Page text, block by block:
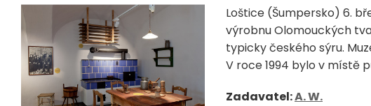
Loštice (Šumpersko) 6.
výrobnu Olomouckých
typicky českého sýru.
V roce 1994 bylo v místě
Zadavatel:A. W.